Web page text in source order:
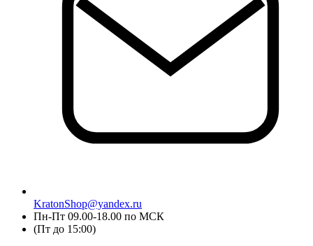
KratonShop@yandex.ru
Пн-Пт 09.00-18.00 по МСК
(Пт до 15:00)